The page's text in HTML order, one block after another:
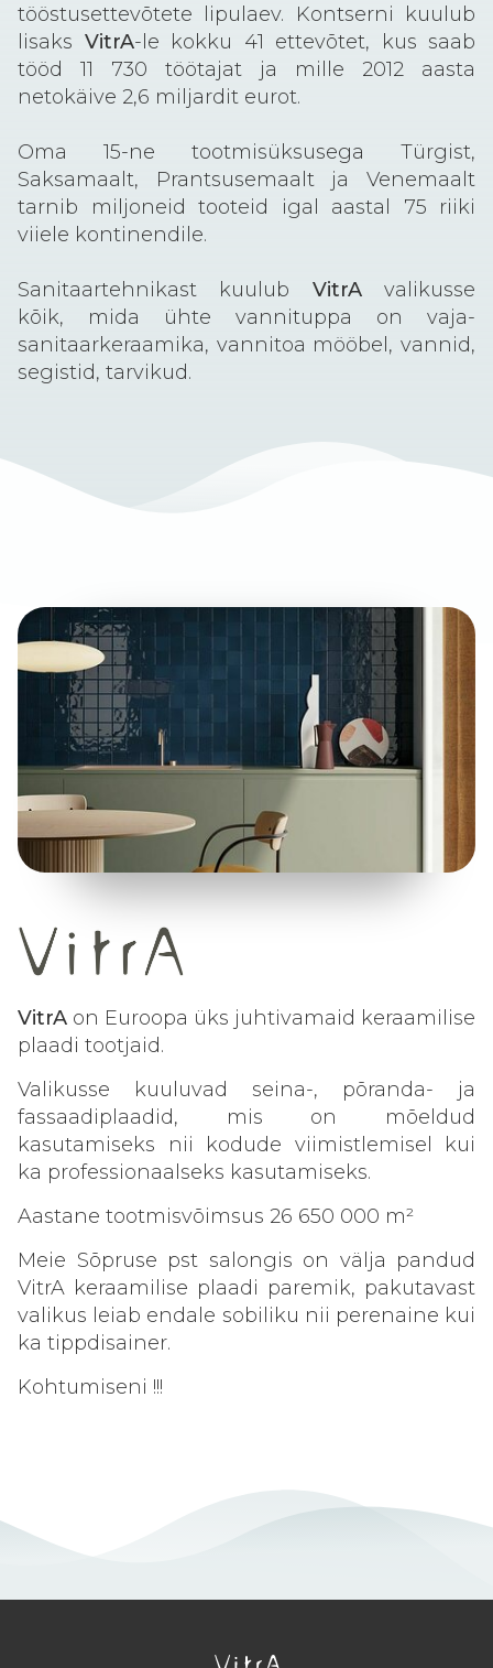
tööstusettevõtete lipulaev. Kontserni kuulub
lisaks VitrA-le kokku 41 ettevõtet, kus saab
tööd 11 730 töötajat ja mille 2012 aasta
netokäive 2,6 miljardit eurot.
Oma 15-ne tootmisüksusega Türgist,
Saksamaalt, Prantsusemaalt ja Venemaalt
tarnib miljoneid tooteid igal aastal 75 riiki
viiele kontinendile.
Sanitaartehnikast kuulub VitrAvalikusse
kõik, mida ühte vannituppa on vaja-
sanitaarkeraamika, vannitoa mööbel, vannid,
segistid, tarvikud.
VitrA on Euroopa üks juhtivamaid keraamilise
plaadi tootjaid.
Valikusse kuuluvad seina-, põranda- ja
fassaadiplaadid, mis on mõeldud
kasutamiseks nii kodude viimistlemisel kui
ka professionaalseks kasutamiseks.
Aastane tootmisvõimsus 26 650 000 m²
Meie Sõpruse pst salongis on välja pandud
VitrA keraamilise plaadi paremik, pakutavast
valikus leiab endale sobiliku nii perenaine kui
ka tippdisainer.
Kohtumiseni !!!